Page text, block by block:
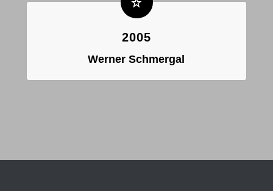
2005
Werner Schmergal